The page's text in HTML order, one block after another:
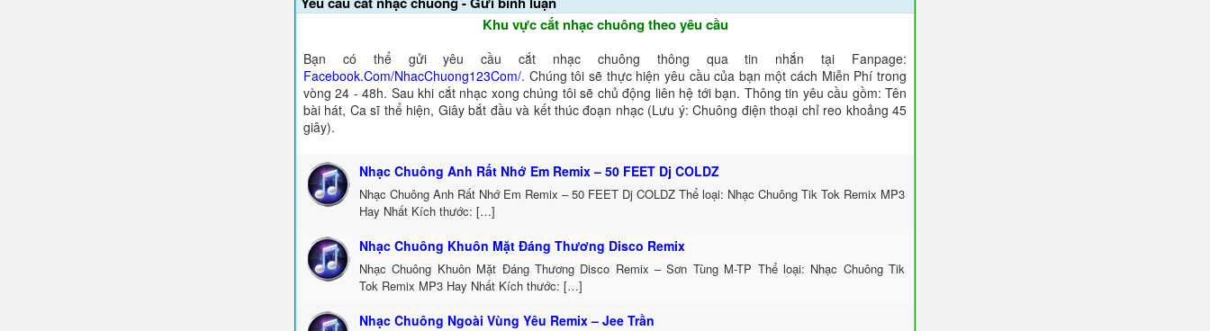
Khu vực cắt nhạc chuông theo yêu cầu
Bạn có thể gửi yêu cầu cắt nhạc chuông thông qua tin nhắn tại Fanpage:
Facebook.Com/NhacChuong123Com/. Chúng tôi sẽ thực hiện yêu cầu của bạn một cách Miễn Phí trong
vòng 24 - 48h. Sau khi cắt nhạc xong chúng tôi sẽ chủ động liên hệ tới bạn. Thông tin yêu cầu gồm: Tên
bài hát, Ca sĩ thể hiện, Giây bắt đầu và kết thúc đoạn nhạc (Lưu ý: Chuông điện thoại chỉ reo khoảng 45
giây).
Nhạc Chuông Anh Rất Nhớ Em Remix – 50 FEET Dj COLDZ
Nhạc Chuông Anh Rất Nhớ Em Remix – 50 FEET Dj COLDZ Thể loại: Nhạc Chuông Tik Tok Remix MP3
Hay Nhất Kích thước: […]
Nhạc Chuông Khuôn Mặt Đáng Thương Disco Remix
Nhạc Chuông Khuôn Mặt Đáng Thương Disco Remix – Sơn Tùng M-TP Thể loại: Nhạc Chuông Tik
Tok Remix MP3 Hay Nhất Kích thước: […]
Nhạc Chuông Ngoài Vùng Yêu Remix – Jee Trần